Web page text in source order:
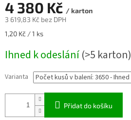
4 380 Kč / karton
3 619,83 Kč bez DPH
Měrná
1,20 Kč / 1 ks
Ihned k odeslání(>5 karton)
Varianta
Přidat do košíku